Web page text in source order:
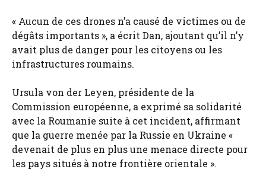
« Aucun de ces drones n’a causé de victimes ou de
dégâts importants », a écrit Dan, ajoutant qu’il n’y
avait plus de danger pour les citoyens ou les
infrastructures roumains.
Ursula von der Leyen, présidente de la
Commission européenne, a exprimé sa solidarité
avec la Roumanie suite à cet incident, affirmant
que la guerre menée par la Russie en Ukraine «
devenait de plus en plus une menace directe pour
les pays situés à notre frontière orientale ».